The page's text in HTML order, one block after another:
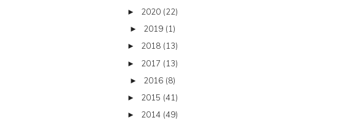
► 2020 (22)
► 2019 (1)
► 2018 (13)
► 2017 (13)
► 2016 (8)
► 2015 (41)
► 2014 (49)